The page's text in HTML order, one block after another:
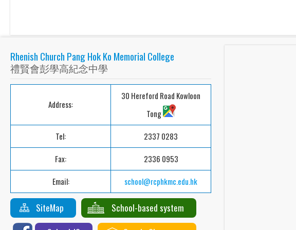
Rhenish Church Pang Hok Ko Memorial College
禮賢會彭學高紀念中學
Address:
30 Hereford Road Kowloon
Tong
Tel:
2337 0283
Fax:
2336 0953
Email:
school@rcphkmc.edu.hk
SiteMap
School-based system